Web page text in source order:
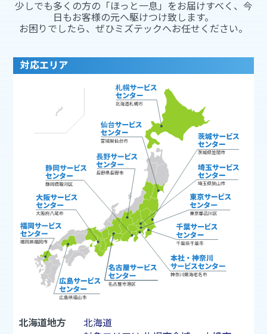
少しでも多くの方の「ほっと一息」をお届けすべく、今
日もお客様の元へ駆けつけ致します。
お困りでしたら、ぜひミズテックへお任せください。
対応エリア
北海道地方
北海道